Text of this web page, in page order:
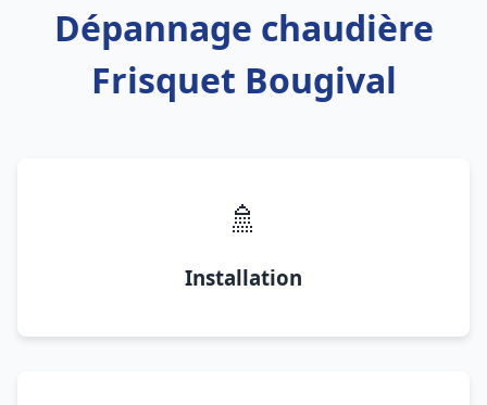
Dépannage chaudière
Frisquet Bougival
🚿
Installation